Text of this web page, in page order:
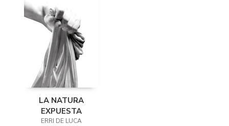
LA NATURA
EXPUESTA
ERRI DE LUCA